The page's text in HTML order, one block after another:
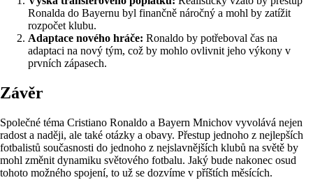
Ronalda do Bayernu byl finančně náročný a mohl by zatížit
rozpočet klubu.
Adaptace nového hráče: Ronaldo by potřeboval čas na
adaptaci na nový tým, což by mohlo ovlivnit jeho výkony v
prvních zápasech.
Závěr
Společné téma Cristiano Ronaldo a Bayern Mnichov vyvolává nejen
radost a naději, ale také otázky a obavy. Přestup jednoho z nejlepších
fotbalistů současnosti do jednoho z nejslavnějších klubů na světě by
mohl změnit dynamiku světového fotbalu. Jaký bude nakonec osud
tohoto možného spojení, to už se dozvíme v příštích měsících.